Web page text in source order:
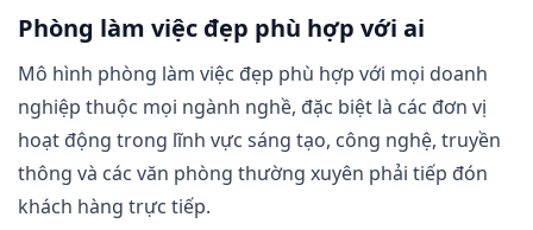
Phòng làm việc đẹp phù hợp với ai
Mô hình phòng làm việc đẹp phù hợp với mọi doanh
nghiệp thuộc mọi ngành nghề, đặc biệt là các đơn vị
hoạt động trong lĩnh vực sáng tạo, công nghệ, truyền
thông và các văn phòng thường xuyên phải tiếp đón
khách hàng trực tiếp.